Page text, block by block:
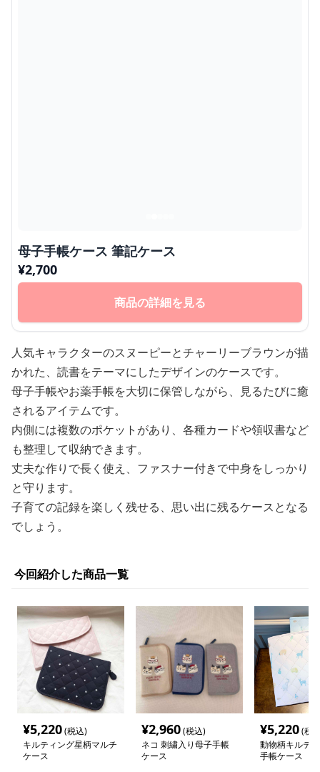
母子手帳ケース 筆記ケース
¥2,700
商品の詳細を見る
人気キャラクターのスヌーピーとチャーリーブラウンが描
かれた、読書をテーマにしたデザインのケースです。
母子手帳やお薬手帳を大切に保管しながら、見るたびに癒
されるアイテムです。
内側には複数のポケットがあり、各種カードや領収書など
も整理して収納できます。
丈夫な作りで長く使え、ファスナー付きで中身をしっかり
と守ります。
子育ての記録を楽しく残せる、思い出に残るケースとなる
でしょう。
今回紹介した商品一覧
¥5,220(税込)
キルティング星柄マルチ
ケース
¥2,960(税込)
ネコ 刺繍入り母子手帳
ケース
¥5,220(税
動物柄キルテ
手帳ケース